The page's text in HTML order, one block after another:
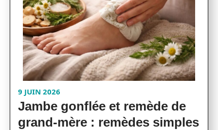
9 JUIN 2026
Jambe gonflée et remède de
grand-mère : remèdes simples